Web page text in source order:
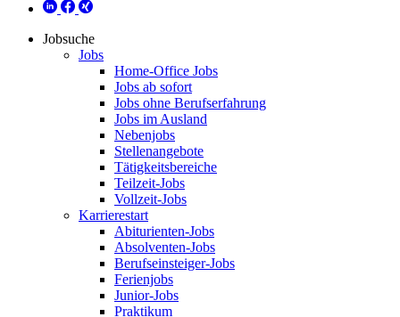
Jobsuche
Jobs
Home-Office Jobs
Jobs ab sofort
Jobs ohne Berufserfahrung
Jobs im Ausland
Nebenjobs
Stellenangebote
Tätigkeitsbereiche
Teilzeit-Jobs
Vollzeit-Jobs
Karrierestart
Abiturienten-Jobs
Absolventen-Jobs
Berufseinsteiger-Jobs
Ferienjobs
Junior-Jobs
Praktikum